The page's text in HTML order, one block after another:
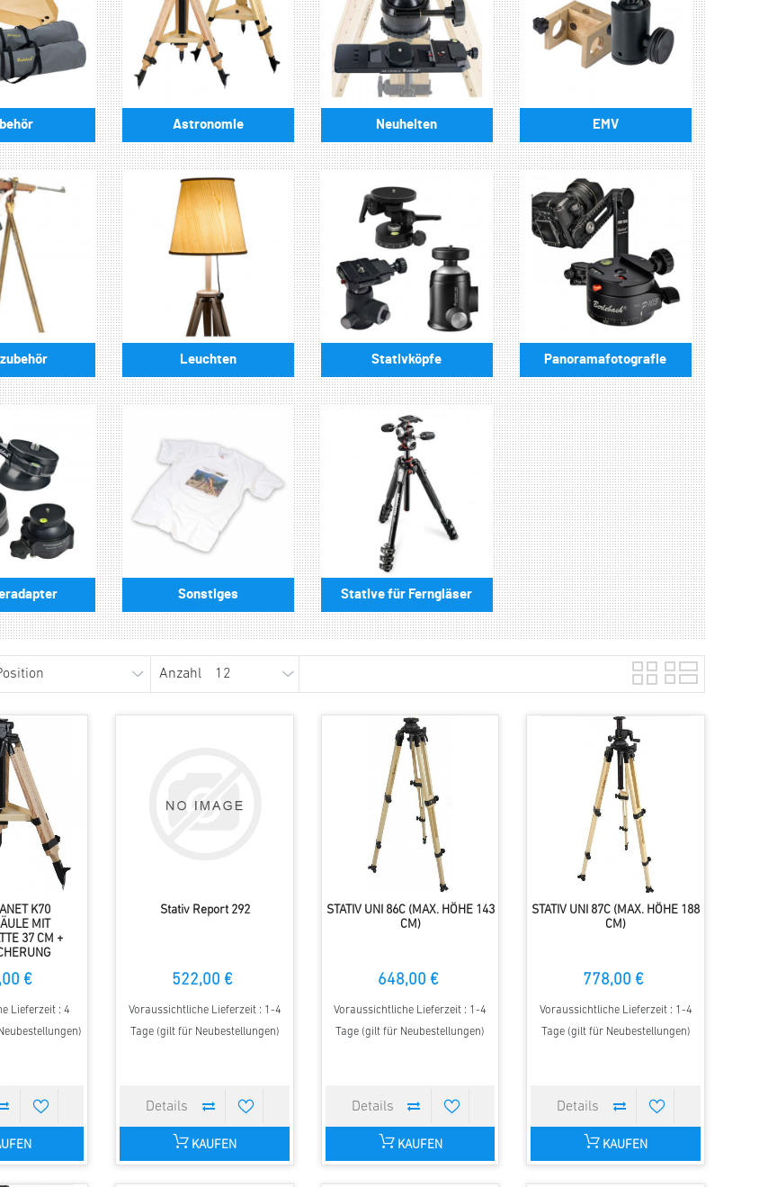
Astronomie Neuheiten EMV
Leuchten Stativköpfe Panoramafotografie
Sonstiges Stative für Ferngläser
Anzahl
K70
MIT
37 CM +
€
Lieferzeit : 4
Stativ Report 292
522,00 €
Voraussichtliche Lieferzeit : 1-4
Tage (gilt für Neubestellungen)
KAUFEN
STATIV UNI 86C (MAX. HÖHE 143
CM)
648,00 €
Voraussichtliche Lieferzeit : 1-4
Tage (gilt für Neubestellungen)
KAUFEN
STATIV UNI 87C (MAX. HÖHE 188
CM)
778,00 €
Voraussichtliche Lieferzeit : 1-4
Tage (gilt für Neubestellungen)
KAUFEN